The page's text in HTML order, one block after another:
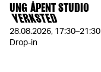
UNG ÅPENT STUDIO
VERKSTED
28.08.2026, 17:30–21:30
Drop-in